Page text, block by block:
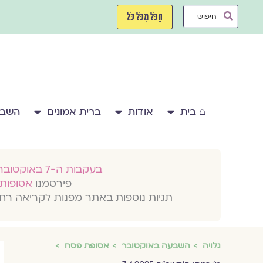
Search
הַכֹּל מִכֹּל כֹּל
⌂ בית אודות ברית אמונים
בעקבות ה-7 באוקטובר 2023
פירסמנו
תגיות נוספות באתר מפנות לקריאה
גלויה השבעה באוקטובר
אסופת פסח